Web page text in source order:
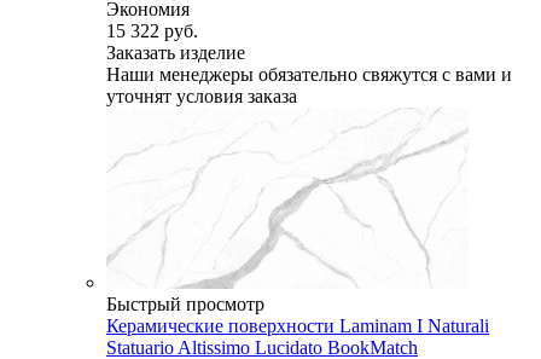
Экономия
15 322 руб.
Заказать изделие
Наши менеджеры обязательно свяжутся с вами и
уточнят условия заказа
Быстрый просмотр
Керамические поверхности Laminam I Naturali
Statuario Altissimo Lucidato BookMatch